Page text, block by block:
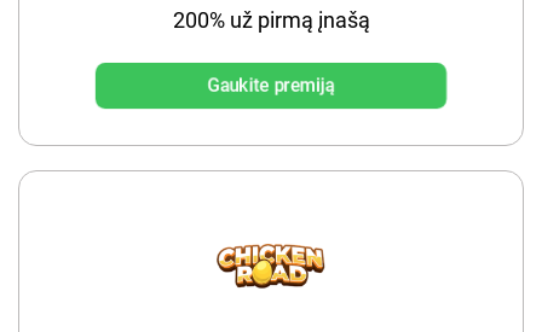
200% už pirmą įnašą
Gaukite premiją